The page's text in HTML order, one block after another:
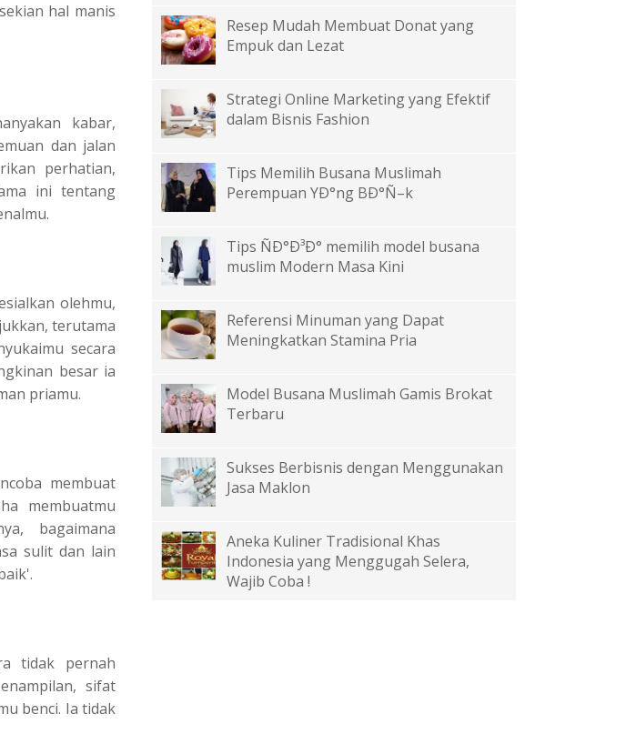
hal manis
kabar,
dan jalan
perhatian,
ini tentang
olehmu,
terutama
secara
besar ia
priamu.
membuat
membuatmu
bagaimana
sulit dan lain
tidak pernah
sifat
benci. Ia tidak
Resep Mudah Membuat Donat yang
Empuk dan Lezat
Strategi Online Marketing yang Efektif
dalam Bisnis Fashion
Tips Memilih Busana Muslimah
Perempuan YÐ°ng BÐ°Ñ–k
Tips ÑÐ°Ð³Ð° memilih model busana
muslim Modern Masa Kini
Referensi Minuman yang Dapat
Meningkatkan Stamina Pria
Model Busana Muslimah Gamis Brokat
Terbaru
Sukses Berbisnis dengan Menggunakan
Jasa Maklon
Aneka Kuliner Tradisional Khas
Indonesia yang Menggugah Selera,
Wajib Coba !